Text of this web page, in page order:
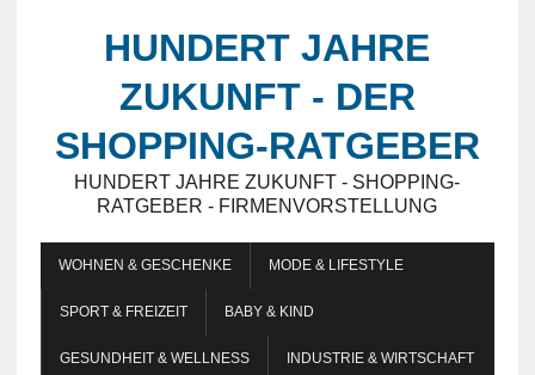
HUNDERT JAHRE
ZUKUNFT - DER
SHOPPING-RATGEBER
HUNDERT JAHRE ZUKUNFT - SHOPPING-
RATGEBER - FIRMENVORSTELLUNG
WOHNEN & GESCHENKE MODE & LIFESTYLE
SPORT & FREIZEIT BABY & KIND
GESUNDHEIT & WELLNESS INDUSTRIE & WIRTSCHAFT